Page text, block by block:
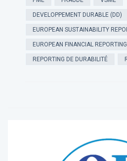
DEVELOPPEMENT DURABLE (DD)
EUROPEAN SUSTAINABILITY
EUROPEAN FINANCIAL
REPORTING DE DURABILITÉ